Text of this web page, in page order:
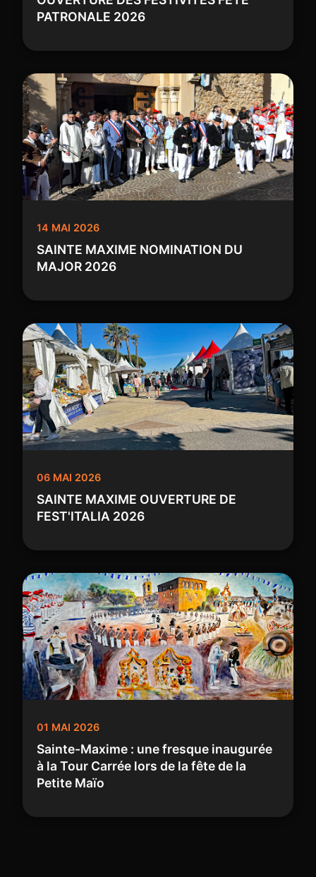
PATRONALE 2026
14 MAI 2026
SAINTE MAXIME NOMINATION DU
MAJOR 2026
06 MAI 2026
SAINTE MAXIME OUVERTURE DE
FEST'ITALIA 2026
01 MAI 2026
Sainte-Maxime : une fresque inaugurée
à la Tour Carrée lors de la fête de la
Petite Maïo